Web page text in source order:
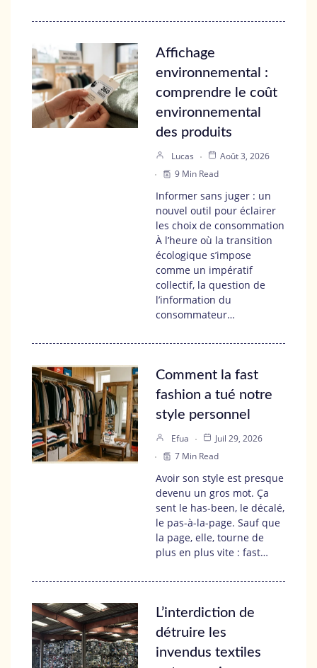
Affichage
environnemental :
comprendre le coût
environnemental
des produits
Lucas
Août 3, 2026
9 Min Read
Informer sans juger : un
nouvel outil pour éclairer
les choix de consommation
À l’heure où la transition
écologique s’impose
comme un impératif
collectif, la question de
l’information du
consommateur…
Comment la fast
fashion a tué notre
style personnel
Efua
Juil 29, 2026
7 Min Read
Avoir son style est presque
devenu un gros mot. Ça
sent le has-been, le décalé,
le pas-à-la-page. Sauf que
la page, elle, tourne de
plus en plus vite : fast…
L’interdiction de
détruire les
invendus textiles